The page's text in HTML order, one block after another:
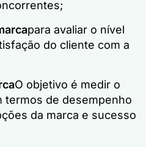
para avaliar o nível
do cliente com a
O objetivo é medir o
termos de desempenho
da marca e sucesso